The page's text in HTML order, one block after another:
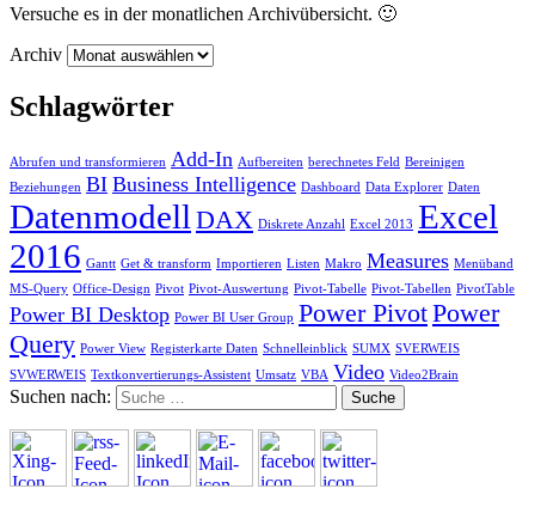
Versuche es in der monatlichen Archivübersicht. 🙂
Archiv
Schlagwörter
Abrufen und transformieren Add-In Aufbereiten berechnetes Feld Bereinigen
Beziehungen BI Business Intelligence Dashboard Data Explorer Daten
Datenmodell DAX Diskrete Anzahl Excel 2013 Excel
2016 Gantt Get & transform Importieren Listen Makro Measures Menüband
MS-Query Office-Design Pivot Pivot-Auswertung Pivot-Tabelle Pivot-Tabellen PivotTable
Power BI Desktop Power BI User Group Power PivotPower
Query Power View Registerkarte Daten Schnelleinblick SUMX SVERWEIS
SVWERWEIS Textkonvertierungs-Assistent Umsatz VBA Video Video2Brain
Suchen nach: